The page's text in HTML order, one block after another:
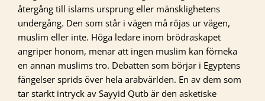
återgång till islams ursprung eller mänsklighetens
undergång. Den som står i vägen må röjas ur vägen,
muslim eller inte. Höga ledare inom brödraskapet
angriper honom, menar att ingen muslim kan förneka
en annan muslims tro. Debatten som börjar i Egyptens
fängelser sprids över hela arabvärlden. En av dem som
tar starkt intryck av Sayyid Qutb är den asketiske